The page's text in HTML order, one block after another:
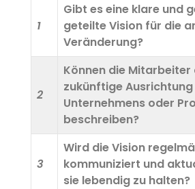
1
Gibt es eine klare und
geteilte Vision für die
Veränderung?
2
Können die Mitarbeiter
zukünftige
Unternehmens oder
beschreiben?
3
Wird die Vision
kommuniziert und
sie lebendig zu halten?